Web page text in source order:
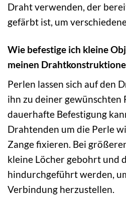
Draht verwenden, der
gefärbt ist, um
Wie befestige ich kleine
meinen
Perlen lassen sich auf den
ihn zu deiner gewünschten
dauerhafte Befestigung
Drahtenden um die Perle
Zange fixieren. Bei
kleine Löcher gebohrt und
hindurchgeführt werden,
Verbindung herzustellen.